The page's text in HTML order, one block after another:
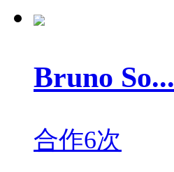
Bruno So...
合作6次